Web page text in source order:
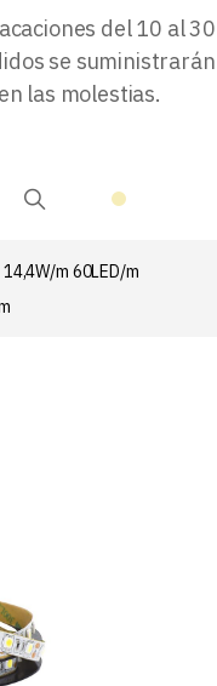
del 10 al 30
se suministrarán
las molestias.
m 60LED/m